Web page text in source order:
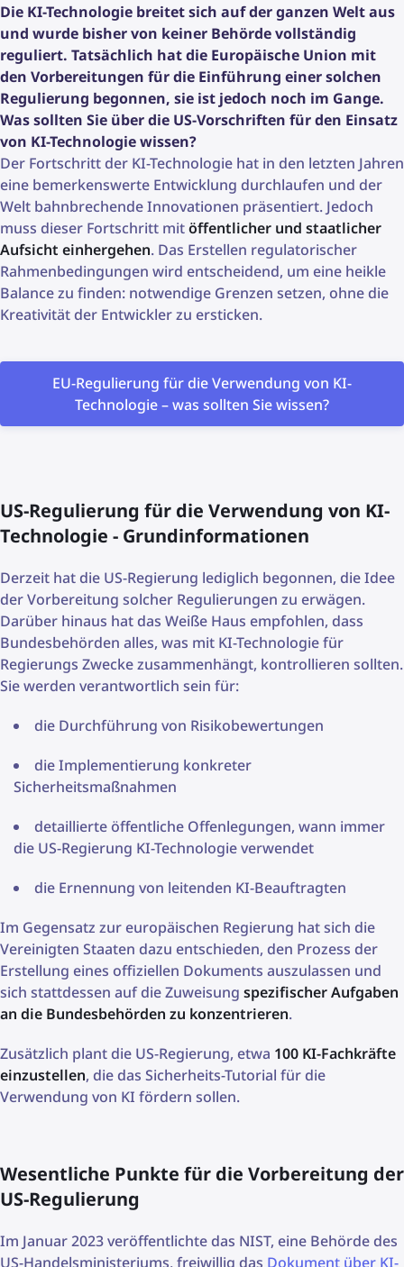
Die KI-Technologie breitet sich auf der ganzen Welt aus
und wurde bisher von keiner Behörde vollständig
reguliert. Tatsächlich hat die Europäische Union mit
den Vorbereitungen für die Einführung einer solchen
Regulierung begonnen, sie ist jedoch noch im Gange.
Was sollten Sie über die US-Vorschriften für den Einsatz
von KI-Technologie wissen?
Der Fortschritt der KI-Technologie hat in den letzten Jahren
eine bemerkenswerte Entwicklung durchlaufen und der
Welt bahnbrechende Innovationen präsentiert. Jedoch
muss dieser Fortschritt mitöffentlicher und staatlicher
Aufsicht einhergehen. Das Erstellen regulatorischer
Rahmenbedingungen wird entscheidend, um eine heikle
Balance zu finden: notwendige Grenzen setzen, ohne die
Kreativität der Entwickler zu ersticken.
EU-Regulierung für die Verwendung von KI-
Technologie – was sollten Sie wissen?
US-Regulierung für die Verwendung von KI-
Technologie - Grundinformationen
Derzeit hat die US-Regierung lediglich begonnen, die Idee
der Vorbereitung solcher Regulierungen zu erwägen.
Darüber hinaus hat das Weiße Haus empfohlen, dass
Bundesbehörden alles, was mit KI-Technologie für
Regierungs Zwecke zusammenhängt, kontrollieren sollten.
Sie werden verantwortlich sein für:
die Durchführung von Risikobewertungen
die Implementierung konkreter
Sicherheitsmaßnahmen
detaillierte öffentliche Offenlegungen, wann immer
die US-Regierung KI-Technologie verwendet
die Ernennung von leitenden KI-Beauftragten
Im Gegensatz zur europäischen Regierung hat sich die
Vereinigten Staaten dazu entschieden, den Prozess der
Erstellung eines offiziellen Dokuments auszulassen und
sich stattdessen auf die Zuweisung spezifischer Aufgaben
an die Bundesbehörden zu konzentrieren.
Zusätzlich plant die US-Regierung, etwa 100 KI-Fachkräfte
einzustellen, die das Sicherheits-Tutorial für die
Verwendung von KI fördern sollen.
Wesentliche Punkte für die Vorbereitung der
US-Regulierung
Im Januar 2023 veröffentlichte das NIST, eine Behörde des
US-Handelsministeriums, freiwillig das Dokument über KI-